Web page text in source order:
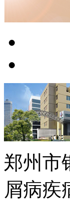
郑州市
屑病疾